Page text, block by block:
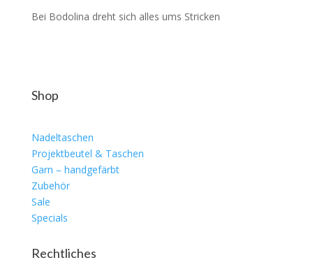
Bei Bodolina dreht sich alles ums Stricken
Shop
Nadeltaschen
Projektbeutel & Taschen
Garn – handgefärbt
Zubehör
Sale
Specials
Rechtliches